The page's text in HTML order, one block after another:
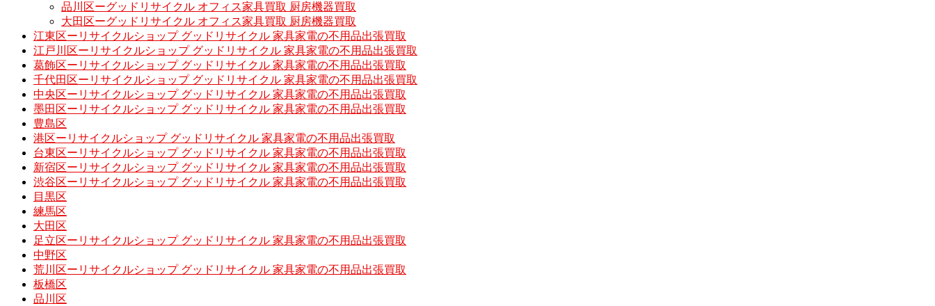
品川区ーグッドリサイクル オフィス家具買取 厨房機器買取
大田区ーグッドリサイクル オフィス家具買取 厨房機器買取
江東区ーリサイクルショップ グッドリサイクル 家具家電の不用品出張買取
江戸川区ーリサイクルショップ グッドリサイクル 家具家電の不用品出張買取
葛飾区ーリサイクルショップ グッドリサイクル 家具家電の不用品出張買取
千代田区ーリサイクルショップ グッドリサイクル 家具家電の不用品出張買取
中央区ーリサイクルショップ グッドリサイクル 家具家電の不用品出張買取
墨田区ーリサイクルショップ グッドリサイクル 家具家電の不用品出張買取
豊島区
港区ーリサイクルショップ グッドリサイクル 家具家電の不用品出張買取
台東区ーリサイクルショップ グッドリサイクル 家具家電の不用品出張買取
新宿区ーリサイクルショップ グッドリサイクル 家具家電の不用品出張買取
渋谷区ーリサイクルショップ グッドリサイクル 家具家電の不用品出張買取
目黒区
練馬区
大田区
足立区ーリサイクルショップ グッドリサイクル 家具家電の不用品出張買取
中野区
荒川区ーリサイクルショップ グッドリサイクル 家具家電の不用品出張買取
板橋区
品川区